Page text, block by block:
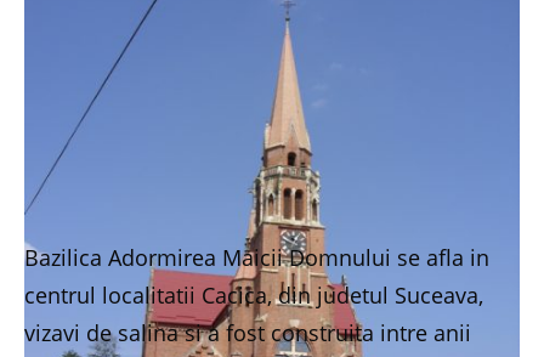
Bazilica Adormirea Maicii Domnului se afla in
centrul localitatii Cacica, din judetul Suceava,
vizavi de salina si a fost construita intre anii